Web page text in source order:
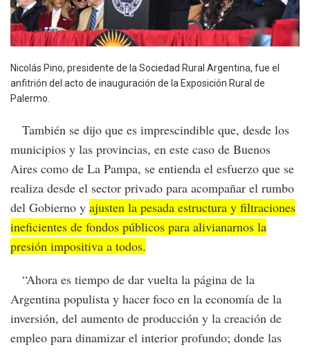
Nicolás Pino, presidente de la Sociedad Rural Argentina, fue el
anfitrión del acto de inauguración de la Exposición Rural de
Palermo.
También se dijo que es imprescindible que, desde los
municipios y las provincias, en este caso de Buenos
Aires como de La Pampa, se entienda el esfuerzo que se
realiza desde el sector privado para acompañar el rumbo
del Gobierno y ajusten la pesada estructura y filtraciones
ineficientes de fondos públicos para alivianarnos la
presión impositiva a todos.
“Ahora es tiempo de dar vuelta la página de la
Argentina populista y hacer foco en la economía de la
inversión, del aumento de producción y la creación de
empleo para dinamizar el interior profundo; donde las